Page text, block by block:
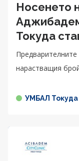
Носенето
Токуда
нарастващия
УМБАЛ Токуда